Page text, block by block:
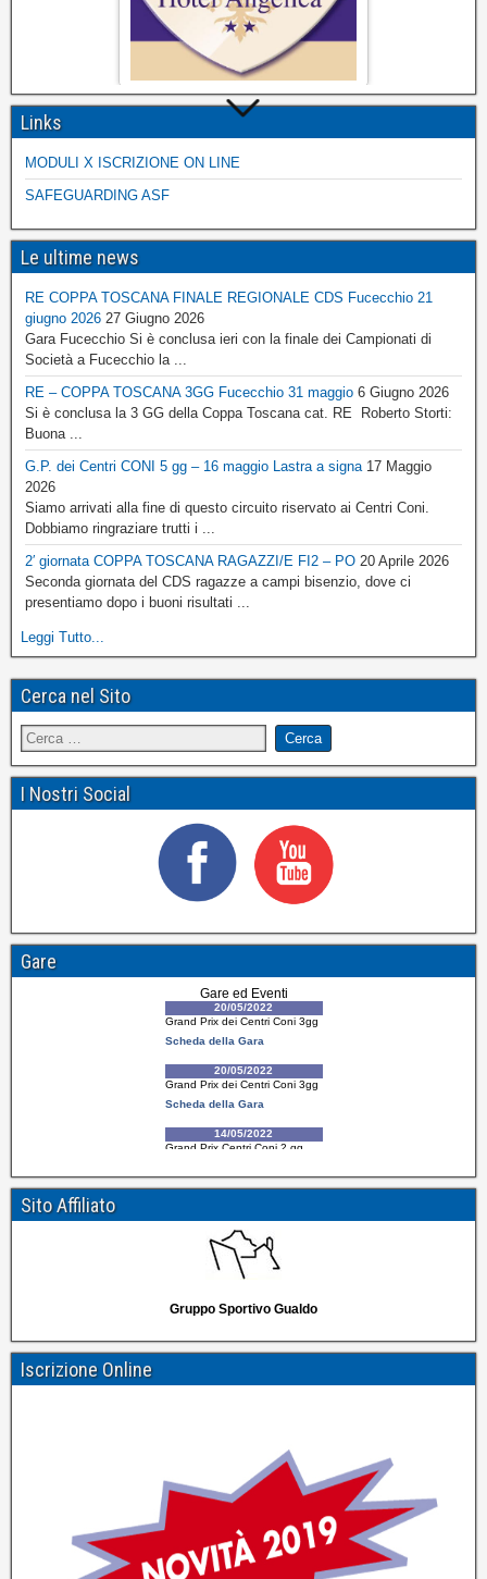
Links
MODULI X ISCRIZIONE ON LINE
SAFEGUARDING ASF
Le ultime news
RE COPPA TOSCANA FINALE REGIONALE CDS Fucecchio 21
giugno 2026 27 Giugno 2026
Gara Fucecchio Si è conclusa ieri con la finale dei Campionati di
Società a Fucecchio la ...
RE – COPPA TOSCANA 3GG Fucecchio 31 maggio 6 Giugno 2026
Si è conclusa la 3 GG della Coppa Toscana cat. RE Roberto Storti:
Buona ...
G.P. dei Centri CONI 5 gg – 16 maggio Lastra a signa17 Maggio
2026
Siamo arrivati alla fine di questo circuito riservato ai Centri Coni.
Dobbiamo ringraziare trutti i ...
2′ giornata COPPA TOSCANA RAGAZZI/E FI2 – PO 20 Aprile 2026
Seconda giornata del CDS ragazze a campi bisenzio, dove ci
presentiamo dopo i buoni risultati ...
Leggi Tutto...
Cerca nel Sito
I Nostri Social
Gare
Sito Affiliato
Gruppo Sportivo Gualdo
Iscrizione Online